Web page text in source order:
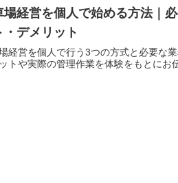
場経営を個人で始める方法｜
・デメリット
経営を個人で行う3つの方式と必要な
トや実際の管理作業を体験をもとにお